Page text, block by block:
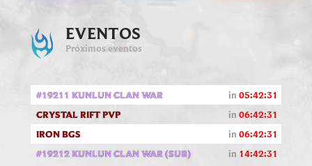
EVENTOS
Próximos eventos
#19211 KUNLUN CLAN WAR in 05:42:30
CRYSTAL RIFT PVP
in 06:42:30
IRON BGS
in 06:42:30
#19212 KUNLUN CLAN WAR (SUB)
in 14:42:30